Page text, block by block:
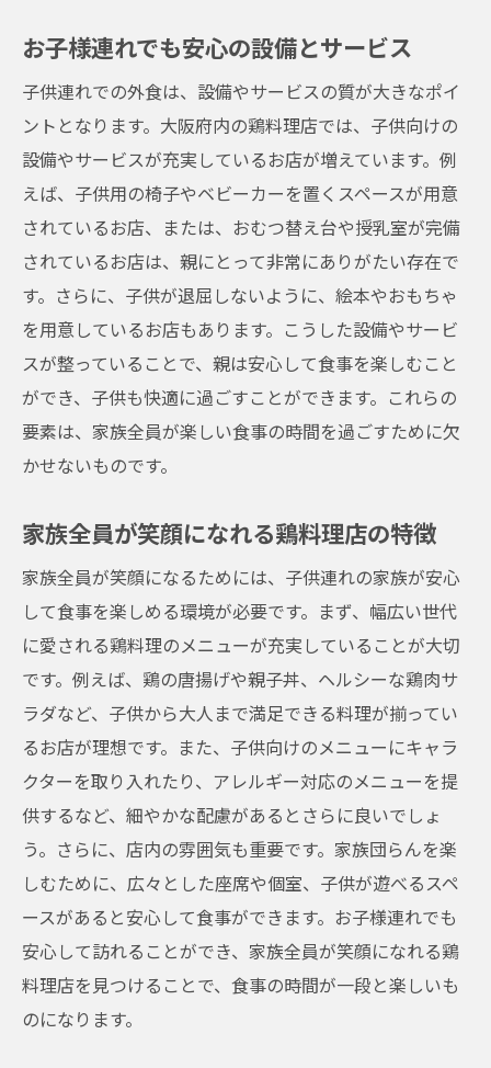
お子様連れでも安心の設備とサービス
子供連れでの外食は、設備やサービスの質が大きなポイ
ントとなります。大阪府内の鶏料理店では、子供向けの
設備やサービスが充実しているお店が増えています。例
えば、子供用の椅子やベビーカーを置くスペースが用意
されているお店、または、おむつ替え台や授乳室が完備
されているお店は、親にとって非常にありがたい存在で
す。さらに、子供が退屈しないように、絵本やおもちゃ
を用意しているお店もあります。こうした設備やサービ
スが整っていることで、親は安心して食事を楽しむこと
ができ、子供も快適に過ごすことができます。これらの
要素は、家族全員が楽しい食事の時間を過ごすために欠
かせないものです。
家族全員が笑顔になれる鶏料理店の特徴
家族全員が笑顔になるためには、子供連れの家族が安心
して食事を楽しめる環境が必要です。まず、幅広い世代
に愛される鶏料理のメニューが充実していることが大切
です。例えば、鶏の唐揚げや親子丼、ヘルシーな鶏肉サ
ラダなど、子供から大人まで満足できる料理が揃ってい
るお店が理想です。また、子供向けのメニューにキャラ
クターを取り入れたり、アレルギー対応のメニューを提
供するなど、細やかな配慮があるとさらに良いでしょ
う。さらに、店内の雰囲気も重要です。家族団らんを楽
しむために、広々とした座席や個室、子供が遊べるスペ
ースがあると安心して食事ができます。お子様連れでも
安心して訪れることができ、家族全員が笑顔になれる鶏
料理店を見つけることで、食事の時間が一段と楽しいも
のになります。